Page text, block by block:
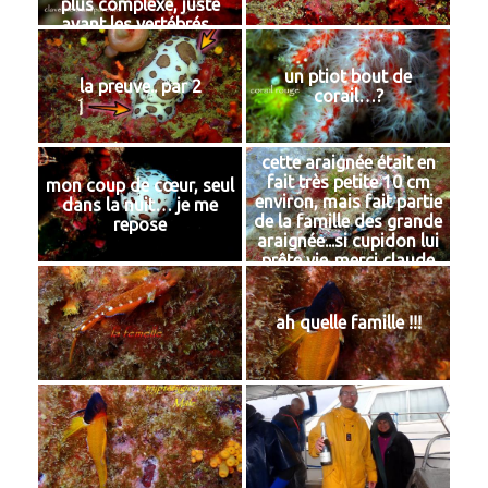
plus complexe, juste
avant les vertébrés...
la preuve.. par 2
un ptiot bout de
corail…?
mon coup de cœur, seul
dans la nuit… je me
repose
cette araignée était en
fait très petite 10 cm
environ, mais fait partie
de la famille des grande
araignée...si cupidon lui
prête vie..merci claude
(mon binôme) qui l'a
vu!!
ah quelle famille !!!